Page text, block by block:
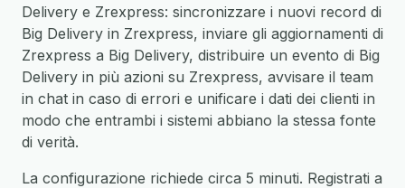
Delivery e Zrexpress: sincronizzare i nuovi record di
Big Delivery in Zrexpress, inviare gli aggiornamenti di
Zrexpress a Big Delivery, distribuire un evento di Big
Delivery in più azioni su Zrexpress, avvisare il team
in chat in caso di errori e unificare i dati dei clienti in
modo che entrambi i sistemi abbiano la stessa fonte
di verità.
La configurazione richiede circa 5 minuti. Registrati a